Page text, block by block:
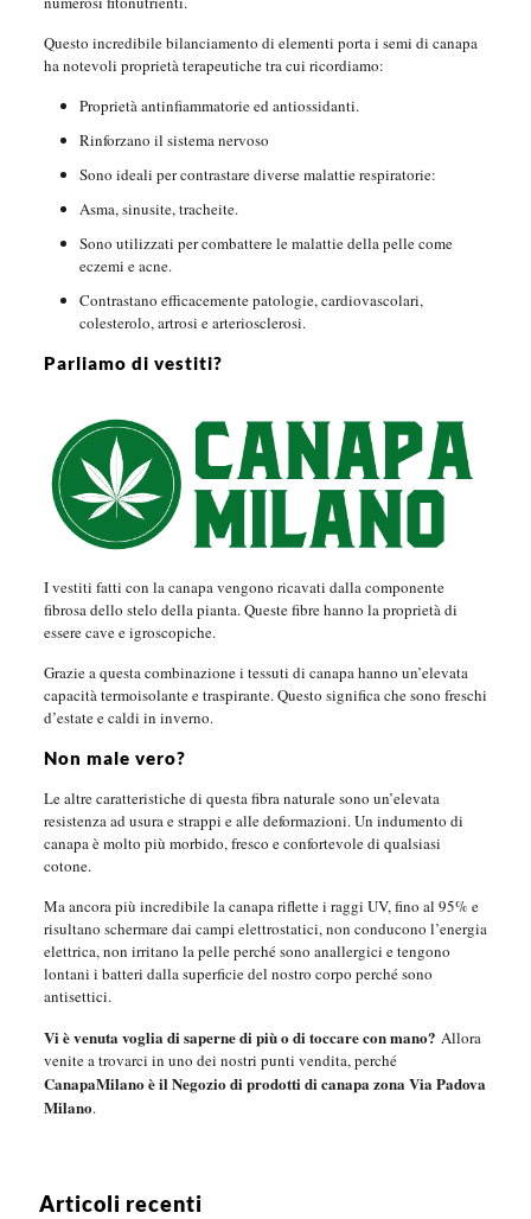
Questo incredibile bilanciamento di elementi porta i semi di canapa
ha notevoli proprietà terapeutiche tra cui ricordiamo:
Proprietà antinfiammatorie ed antiossidanti.
Rinforzano il sistema nervoso
Sono ideali per contrastare diverse malattie respiratorie:
Asma, sinusite, tracheite.
Sono utilizzati per combattere le malattie della pelle come
eczemi e acne.
Contrastano efficacemente patologie, cardiovascolari,
colesterolo, artrosi e arteriosclerosi.
Parliamo di vestiti?
I vestiti fatti con la canapa vengono ricavati dalla componente
fibrosa dello stelo della pianta. Queste fibre hanno la proprietà di
essere cave e igroscopiche.
Grazie a questa combinazione i tessuti di canapa hanno un’elevata
capacità termoisolante e traspirante. Questo significa che sono freschi
d’estate e caldi in inverno.
Non male vero?
Le altre caratteristiche di questa fibra naturale sono un’elevata
resistenza ad usura e strappi e alle deformazioni. Un indumento di
canapa è molto più morbido, fresco e confortevole di qualsiasi
cotone.
Ma ancora più incredibile la canapa riflette i raggi UV, fino al 95% e
risultano schermare dai campi elettrostatici, non conducono l’energia
elettrica, non irritano la pelle perché sono anallergici e tengono
lontani i batteri dalla superficie del nostro corpo perché sono
antisettici.
Vi è venuta voglia di saperne di più o di toccare con mano? Allora
venite a trovarci in uno dei nostri punti vendita, perché
CanapaMilano è il Negozio di prodotti di canapa zona Via Padova
Milano.
Articoli recenti